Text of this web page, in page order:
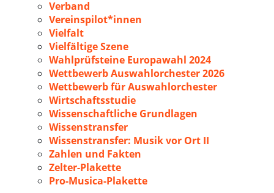
Verband
Vereinspilot*innen
Vielfalt
Vielfältige Szene
Wahlprüfsteine Europawahl 2024
Wettbewerb Auswahlorchester 2026
Wettbewerb für Auswahlorchester
Wirtschaftsstudie
Wissenschaftliche Grundlagen
Wissenstransfer
Wissenstransfer: Musik vor Ort II
Zahlen und Fakten
Zelter-Plakette
Pro-Musica-Plakette